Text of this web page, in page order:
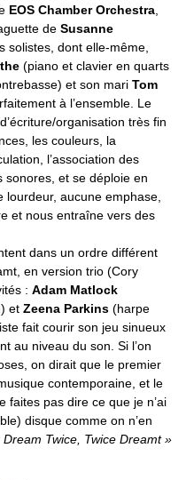
EOS Chamber Orchestra
de Susanne
solistes, dont elle-même,
(piano et clavier en quarts
et son mari Tom
à l’ensemble. Le
organisation très fin
les couleurs, la
l’association des
sonores, et se déploie en
lourdeur, aucune emphase,
et nous entraîne vers des
dans un ordre différent
en version trio (Cory
: Adam Matlock
et Zeena Parkins (harpe
fait courir son jeu sinueux
au niveau du son. Si l’on
on dirait que le premier
contemporaine, et le
faites pas dire ce que je n’ai
disque comme on n’en
Dream Twice, Twice Dreamt »